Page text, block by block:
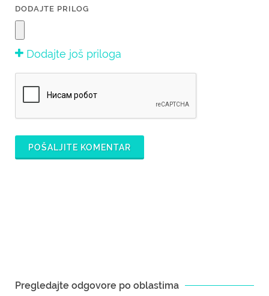
DODAJTE PRILOG
Dodajte još priloga
POŠALJITE KOMENTAR
Pregledajte odgovore po oblastima